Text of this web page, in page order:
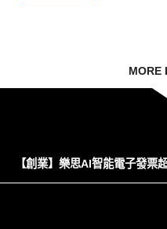
MORE
【創業】樂思AI智能電子發票